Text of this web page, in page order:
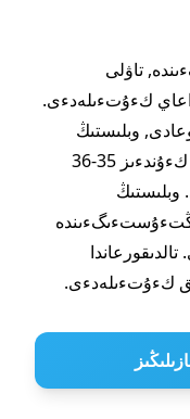
تاۋلى
كءۇتءىلەدءى.
وبلىستىڭ
شىعىسىندا ەكپءىنءى 15-20 м/س. كءۇندءىز 35-36